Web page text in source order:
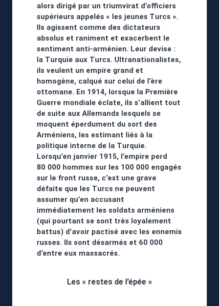
alors dirigé par un triumvirat d’officiers
supérieurs appelés « les jeunes Turcs ».
Ils agissent comme des dictateurs
absolus et raniment et exacerbent le
sentiment anti-arménien. Leur devise :
la Turquie aux Turcs. Ultranationalistes,
ils veulent un empire grand et
homogène, calqué sur celui de l’ère
ottomane. En 1914, lorsque la Première
Guerre mondiale éclate, ils s’allient tout
de suite aux Allemands lesquels se
moquent éperdument du sort des
Arméniens, les estimant liés à la
politique interne de la Turquie.
Lorsqu’en janvier 1915, l’empire perd
80 000 hommes sur les 100 000 engagés
sur le front russe, c’est une grave
défaite que les Turcs ne peuvent
assumer qu’en accusant
immédiatement les soldats arméniens
(qui pourtant se sont très loyalement
battus) d’avoir pactisé avec les ennemis
russes. Ils sont désarmés et 60 000
d’entre eux massacrés.
Les « restes de l’épée »